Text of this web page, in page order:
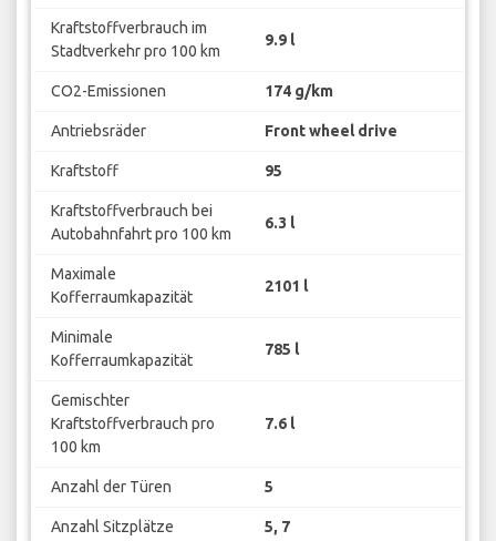
Kraftstoffverbrauch im
Stadtverkehr pro 100 km
9.9 l
CO2-Emissionen 174 g/km
Antriebsräder Front wheel drive
Kraftstoff 95
Kraftstoffverbrauch bei
Autobahnfahrt pro 100 km
6.3 l
Maximale
Kofferraumkapazität
2101 l
Minimale
Kofferraumkapazität
785 l
Gemischter
Kraftstoffverbrauch pro
100 km
7.6 l
Anzahl der Türen 5
Anzahl Sitzplätze 5, 7